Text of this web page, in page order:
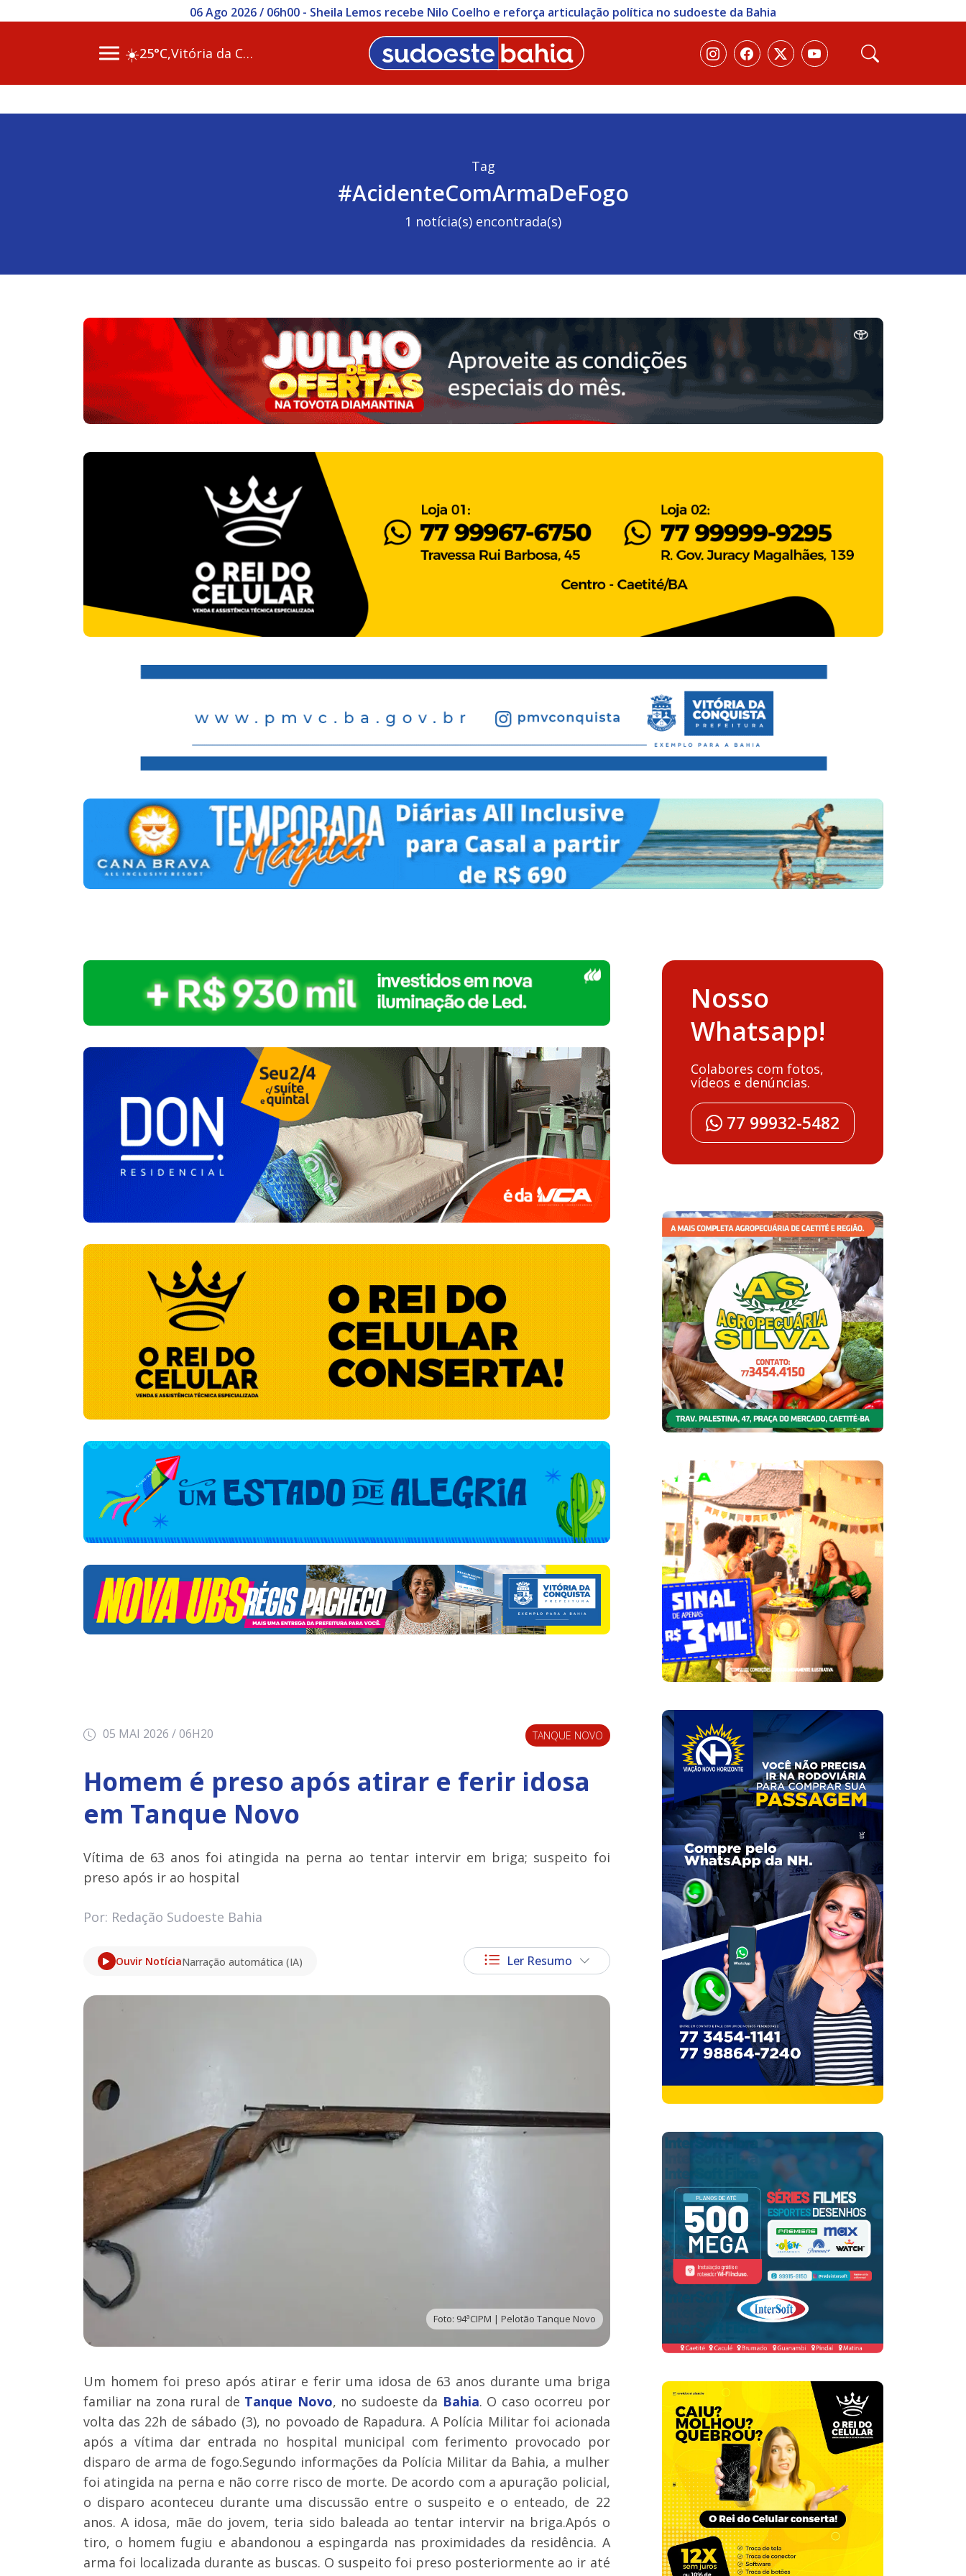
06 Ago 2026 / 06h00 - Sheila Lemos recebe Nilo Coelho e reforça articulação política no sudoeste da Bahia
☀️25°C, Vitória da Conq…
Tag
#AcidenteComArmaDeFogo
1 notícia(s) encontrada(s)
05 MAI 2026 / 06H20 TANQUE NOVO
Homem é preso após atirar e ferir idosa
em Tanque Novo
Vítima de 63 anos foi atingida na perna ao tentar intervir em briga; suspeito foi
preso após ir ao hospital
Por: Redação Sudoeste Bahia
Ouvir NotíciaNarração automática (IA) Ler Resumo
Foto: 94ªCIPM | Pelotão Tanque Novo
Um homem foi preso após atirar e ferir uma idosa de 63 anos durante uma briga
familiar na zona rural de Tanque Novo, no sudoeste da Bahia. O caso ocorreu por
volta das 22h de sábado (3), no povoado de Rapadura. A Polícia Militar foi acionada
após a vítima dar entrada no hospital municipal com ferimento provocado por
disparo de arma de fogo.Segundo informações da Polícia Militar da Bahia, a mulher
foi atingida na perna e não corre risco de morte. De acordo com a apuração policial,
o disparo aconteceu durante uma discussão entre o suspeito e o enteado, de 22
anos. A idosa, mãe do jovem, teria sido baleada ao tentar intervir na briga.Após o
tiro, o homem fugiu e abandonou a espingarda nas proximidades da residência. A
arma foi localizada durante as buscas. O suspeito foi preso posteriormente ao ir até
Nosso
Whatsapp!
Colabores com fotos,
vídeos e denúncias.
77 99932-5482